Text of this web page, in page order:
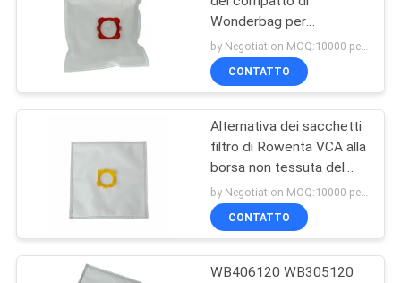
FABBRICA
CONTROLLO
DI
QUALITÀ
CONTATTICI
RICHIEDA
Wonderbag per
l'aspirapolvere Rowenta
WB305120
CONTATTO
Alternativa dei sacchetti
filtro di Rowenta VCA alla
borsa non tessuta del
panno del cambiamento
della polvere di
Wonderbag
CONTATTO
WB406120 WB305120